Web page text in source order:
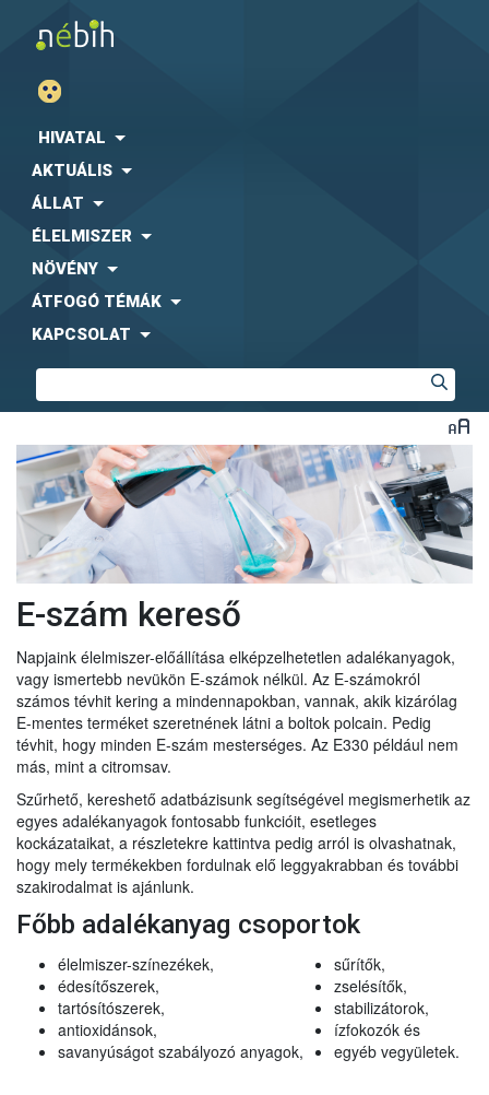
HIVATAL
AKTUÁLIS
ÁLLAT
ÉLELMISZER
NÖVÉNY
ÁTFOGÓ TÉMÁK
KAPCSOLAT
E-szám kereső
Napjaink élelmiszer-előállítása elképzelhetetlen adalékanyagok,
vagy ismertebb nevükön E-számok nélkül. Az E-számokról
számos tévhit kering a mindennapokban, vannak, akik kizárólag
E-mentes terméket szeretnének látni a boltok polcain. Pedig
tévhit, hogy minden E-szám mesterséges. Az E330 például nem
más, mint a citromsav.
Szűrhető, kereshető adatbázisunk segítségével megismerhetik az
egyes adalékanyagok fontosabb funkcióit, esetleges
kockázataikat, a részletekre kattintva pedig arról is olvashatnak,
hogy mely termékekben fordulnak elő leggyakrabban és további
szakirodalmat is ajánlunk.
Főbb adalékanyag csoportok
élelmiszer-színezékek,
édesítőszerek,
tartósítószerek,
antioxidánsok,
savanyúságot szabályozó anyagok,
sűrítők,
zselésítők,
stabilizátorok,
ízfokozók és
egyéb vegyületek.